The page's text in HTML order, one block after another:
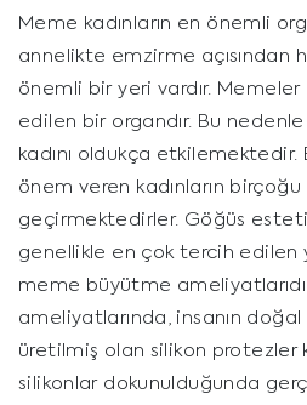
Meme kadınların en önemli
annelikte emzirme açısından
önemli bir yeri vardır. Memeler
edilen bir organdır. Bu nedenle
kadını oldukça
önem veren kadınların
geçirmektedirler. Göğüs
genellikle en çok tercih edilen
meme büyütme
ameliyatlarında, insanın doğal
üretilmiş olan silikon protezler
silikonlar dokunulduğunda